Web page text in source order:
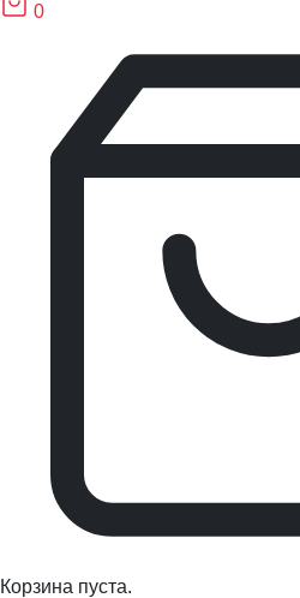
0
Корзина пуста.